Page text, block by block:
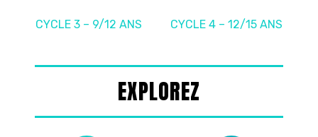
CYCLE 3 – 9/12 ANS CYCLE 4 – 12/15 ANS
EXPLOREZ